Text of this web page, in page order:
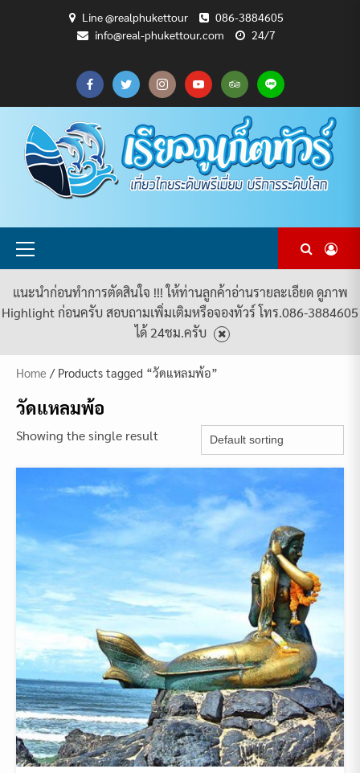
Line @realphukettour
086-3884605
info@real-phukettour.com
24/7
CART
CHECKOUT
MY
ACCOUNT
SAMPLE
PAGE
ทัวร์
ทั้งหมด
บทความ
ท่อง
เที่ยว
ยินดี
ต้อนรับ
สู่
PHUKET
TOUR
เกี่ยว
กับ
เรา
แพ็คเกจ
ทัวร์
ทั้งหมด
Primary
แนะนำก่อนทำการตัดสินใจ !!! ให้ท่านลูกค้าอ่านรายละเอียด ดูภาพ
Highlight ก่อนครับ สอบถามเพิ่มเติมหรือจองทัวร์ โทร.086-3884605
ได้ 24ชม.ครับ
Home / Products tagged “วัดแหลมพ้อ”
วัดแหลมพ้อ
Showing the single result